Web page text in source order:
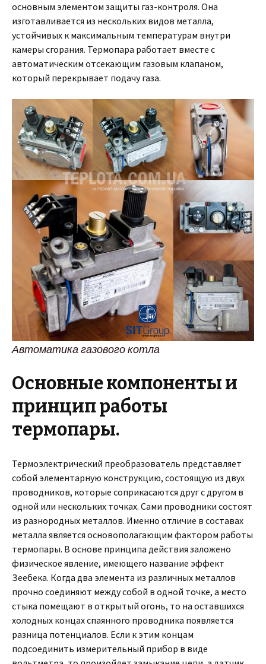
основным элементом защиты газ-контроля. Она
изготавливается из нескольких видов металла,
устойчивых к максимальным температурам внутри
камеры сгорания. Термопара работает вместе с
автоматическим отсекающим газовым клапаном,
который перекрывает подачу газа.
Автоматика газового котла
Основные компоненты и
принцип работы
термопары.
Термоэлектрический преобразователь представляет
собой элементарную конструкцию, состоящую из двух
проводников, которые соприкасаются друг с другом в
одной или нескольких точках. Сами проводники состоят
из разнородных металлов. Именно отличие в составах
металла является основополагающим фактором работы
термопары. В основе принципа действия заложено
физическое явление, имеющего название эффект
Зеебека. Когда два элемента из различных металлов
прочно соединяют между собой в одной точке, а место
стыка помещают в открытый огонь, то на оставшихся
холодных концах спаянного проводника появляется
разница потенциалов. Если к этим концам
подсоединить измерительный прибор в виде